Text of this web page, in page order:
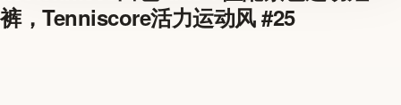
裤，Tenniscore活力运动风 #25